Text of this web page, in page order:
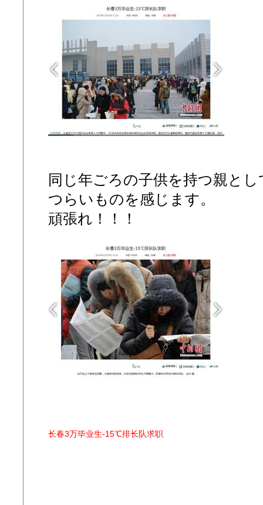
同じ年ごろの子供を持つ親とし
つらいものを感じます。
頑張れ！！！
长春3万毕业生-15℃排长队求职